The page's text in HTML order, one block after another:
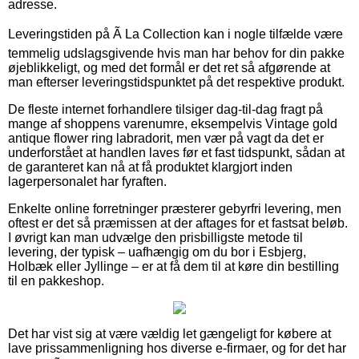
adresse.
Leveringstiden på Ã La Collection kan i nogle tilfælde være
temmelig udslagsgivende hvis man har behov for din pakke
øjeblikkeligt, og med det formål er det ret så afgørende at
man efterser leveringstidspunktet på det respektive produkt.
De fleste internet forhandlere tilsiger dag-til-dag fragt på
mange af shoppens varenumre, eksempelvis Vintage gold
antique flower ring labradorit, men vær på vagt da det er
underforstået at handlen laves før et fast tidspunkt, sådan at
de garanteret kan nå at få produktet klargjort inden
lagerpersonalet har fyraften.
Enkelte online forretninger præsterer gebyrfri levering, men
oftest er det så præmissen at der aftages for et fastsat beløb.
I øvrigt kan man udvælge den prisbilligste metode til
levering, der typisk – uafhængig om du bor i Esbjerg,
Holbæk eller Jyllinge – er at få dem til at køre din bestilling
til en pakkeshop.
Det har vist sig at være vældig let gængeligt for købere at
lave prissammenligning hos diverse e-firmaer, og for det har